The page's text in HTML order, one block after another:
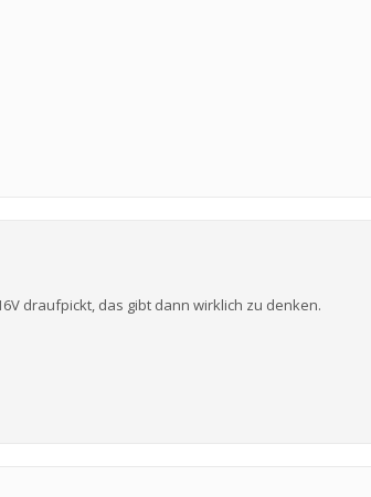
draufpickt, das gibt dann wirklich zu denken.